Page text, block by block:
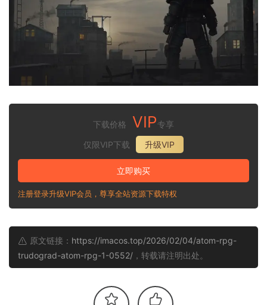
下载价格 VIP专享
仅限VIP下载
升级VIP
立即购买
注册登录升级VIP会员，尊享全站资源下载特权
原文链接： https://imacos.top/2026/02/04/atom-rpg-
trudograd-atom-rpg-1-0552/ ，转载请注明出处。